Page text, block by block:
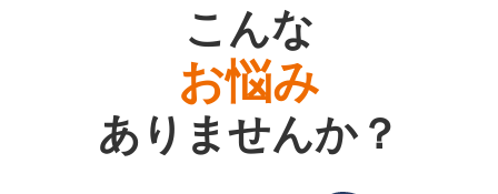
こんな
お悩み
ありませんか？